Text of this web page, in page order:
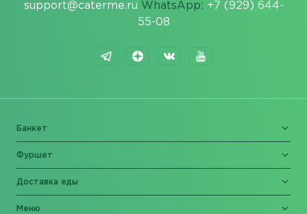
support@caterme.ru WhatsApp: +7 (929) 644-
55-08
Банкет
Фуршет
Доставка еды
Меню